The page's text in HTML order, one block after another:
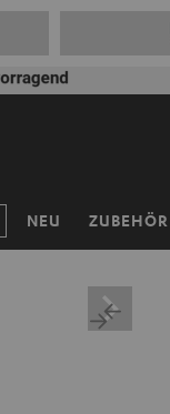
NEU ZUBEHÖR